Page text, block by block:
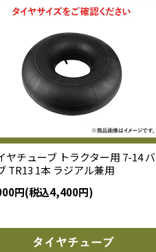
ヤチューブ トラクター用 7-14 バ
TR13 1本 ラジアル兼用
円(税込4,400円)